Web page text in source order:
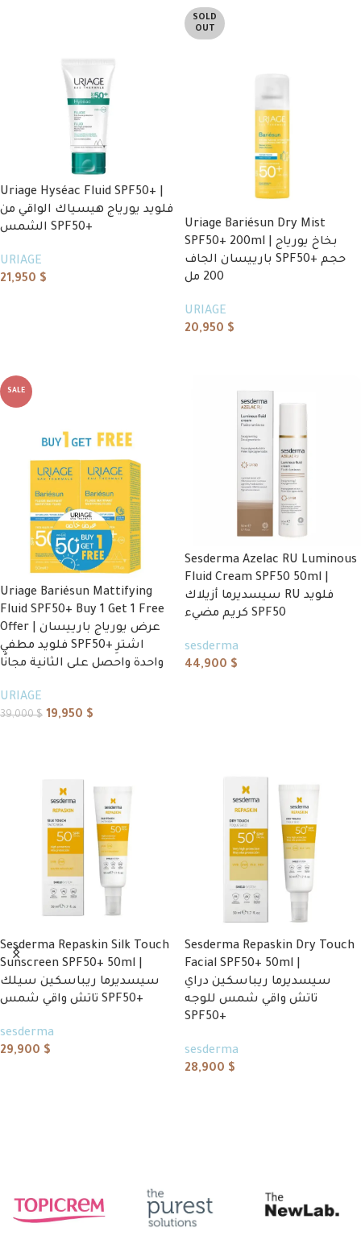
Uriage Hyséac Fluid SPF50+ |
فلويد يورياج هيسياك الواقي من
الشمس SPF50+
URIAGE
21,950 $
SOLD
OUT
Uriage Bariésun Dry Mist
SPF50+ 200ml | بخاخ يورياج
بارييسان الجاف SPF50+ حجم
200 مل
URIAGE
20,950 $
SALE
Uriage Bariésun Mattifying
Fluid SPF50+ Buy 1 Get 1 Free
Offer | عرض يورياج بارييسان
فلويد مطفي SPF50+ اشترِ
واحدة واحصل على الثانية مجانًا
URIAGE
39,000$ 19,950 $
Sesderma Azelac RU Luminous
Fluid Cream SPF50 50ml |
سيسديرما أزيلاك RU فلويد
كريم مضيء SPF50
sesderma
44,900 $
Sesderma Repaskin Silk Touch
Sunscreen SPF50+ 50ml |
سيسديرما ريباسكين سيلك
تاتش واقي شمس SPF50+
sesderma
29,900 $
Sesderma Repaskin Dry Touch
Facial SPF50+ 50ml |
سيسديرما ريباسكين دراي
تاتش واقي شمس للوجه
SPF50+
sesderma
28,900 $